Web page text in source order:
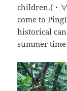
children.(・
come to
historical
summer